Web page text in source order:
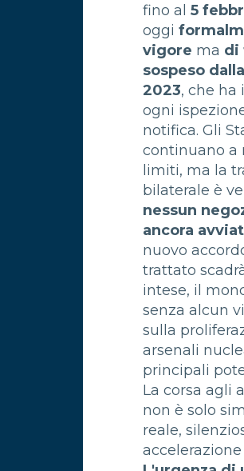
fino al 5
oggi
vigore ma di
sospeso
2023, che ha
ogni
notifica. Gli
continuano a
limiti, ma la
bilaterale è
nessun
ancora
nuovo
trattato
intese, il
senza alcun
sulla
arsenali
principali
La corsa agli
non è solo
reale,
accelerazione